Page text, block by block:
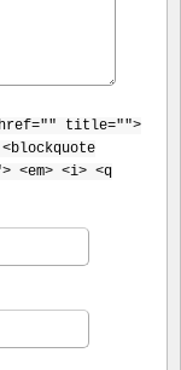
title="">
<em> <i> <q